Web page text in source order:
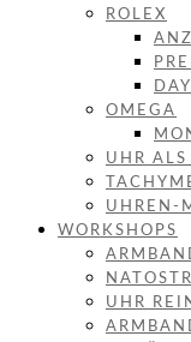
ROLEX
OMEGA
UHR ALS
UHREN-
WORKSHOPS
UHR